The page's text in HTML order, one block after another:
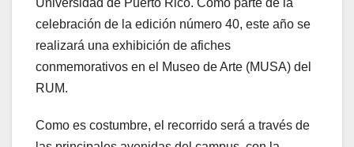
Universidad de Puerto Rico. Como parte de la
celebración de la edición número 40, este año se
realizará una exhibición de afiches
conmemorativos en el Museo de Arte (MUSA) del
RUM.
Como es costumbre, el recorrido será a través de